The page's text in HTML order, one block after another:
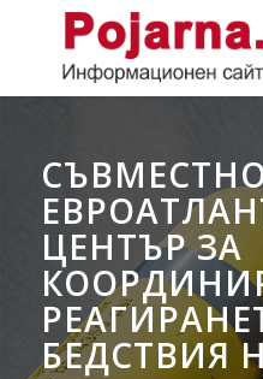
ЦЕНТЪР ЗА
БЕДСТВИЯ